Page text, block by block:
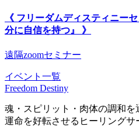
《 フリーダムディスティニー
分に自信を持つ』 》
遠隔zoomセミナー
イベント一覧
Freedom Destiny
魂・スピリット・肉体の調和を
運命を好転させるヒーリングサ